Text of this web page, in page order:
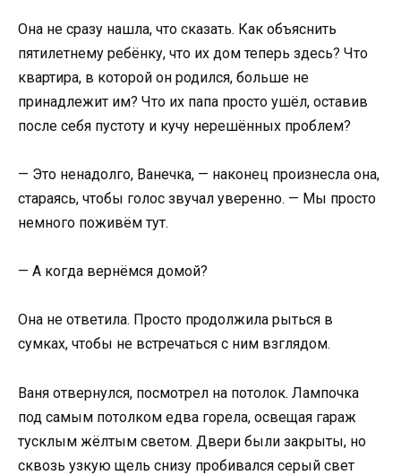
Она не сразу нашла, что сказать. Как объяснить
пятилетнему ребёнку, что их дом теперь здесь? Что
квартира, в которой он родился, больше не
принадлежит им? Что их папа просто ушёл, оставив
после себя пустоту и кучу нерешённых проблем?
— Это ненадолго, Ванечка, — наконец произнесла она,
стараясь, чтобы голос звучал уверенно. — Мы просто
немного поживём тут.
— А когда вернёмся домой?
Она не ответила. Просто продолжила рыться в
сумках, чтобы не встречаться с ним взглядом.
Ваня отвернулся, посмотрел на потолок. Лампочка
под самым потолком едва горела, освещая гараж
тусклым жёлтым светом. Двери были закрыты, но
сквозь узкую щель снизу пробивался серый свет